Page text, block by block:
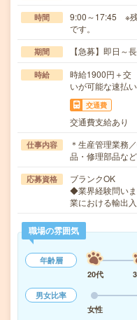
時間
9:00～17:45 ※残
です。
期間 【急募】即日～
時給
時給1900円＋
いが可能な速払
交通費
交通費支給あり
仕事内容
＊生産管理業務
品・修理部品な
応募資格
ブランクOK
◆業界経験問い
業における輸出
職場の雰囲気
年齢層
20代
男女比率
女性